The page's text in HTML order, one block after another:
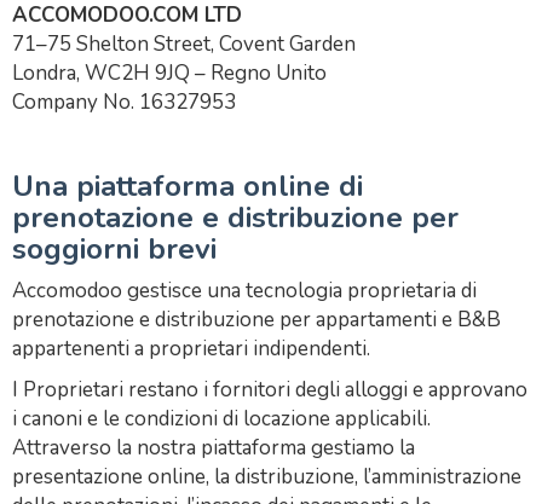
ACCOMODOO.COM LTD
71–75 Shelton Street, Covent Garden
Londra, WC2H 9JQ – Regno Unito
Company No. 16327953
Una piattaforma online di
prenotazione e distribuzione per
soggiorni brevi
Accomodoo gestisce una tecnologia proprietaria di
prenotazione e distribuzione per appartamenti e B&B
appartenenti a proprietari indipendenti.
I Proprietari restano i fornitori degli alloggi e approvano
i canoni e le condizioni di locazione applicabili.
Attraverso la nostra piattaforma gestiamo la
presentazione online, la distribuzione, l’amministrazione